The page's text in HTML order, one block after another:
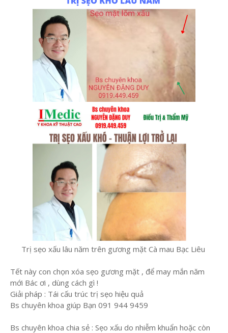
Trị sẹo xấu lâu năm trên gương mặt Cà mau Bạc Liêu
Tết này con chọn xóa sẹo gương mặt , để may mắn năm
mới Bác ơi , dùng cách gì !
Giải pháp : Tái cấu trúc trị sẹo hiệu quả
Bs chuyên khoa giúp Bạn 091 944 9459
Bs chuyên khoa chia sẻ : Sẹo xấu do nhiễm khuẩn hoặc còn